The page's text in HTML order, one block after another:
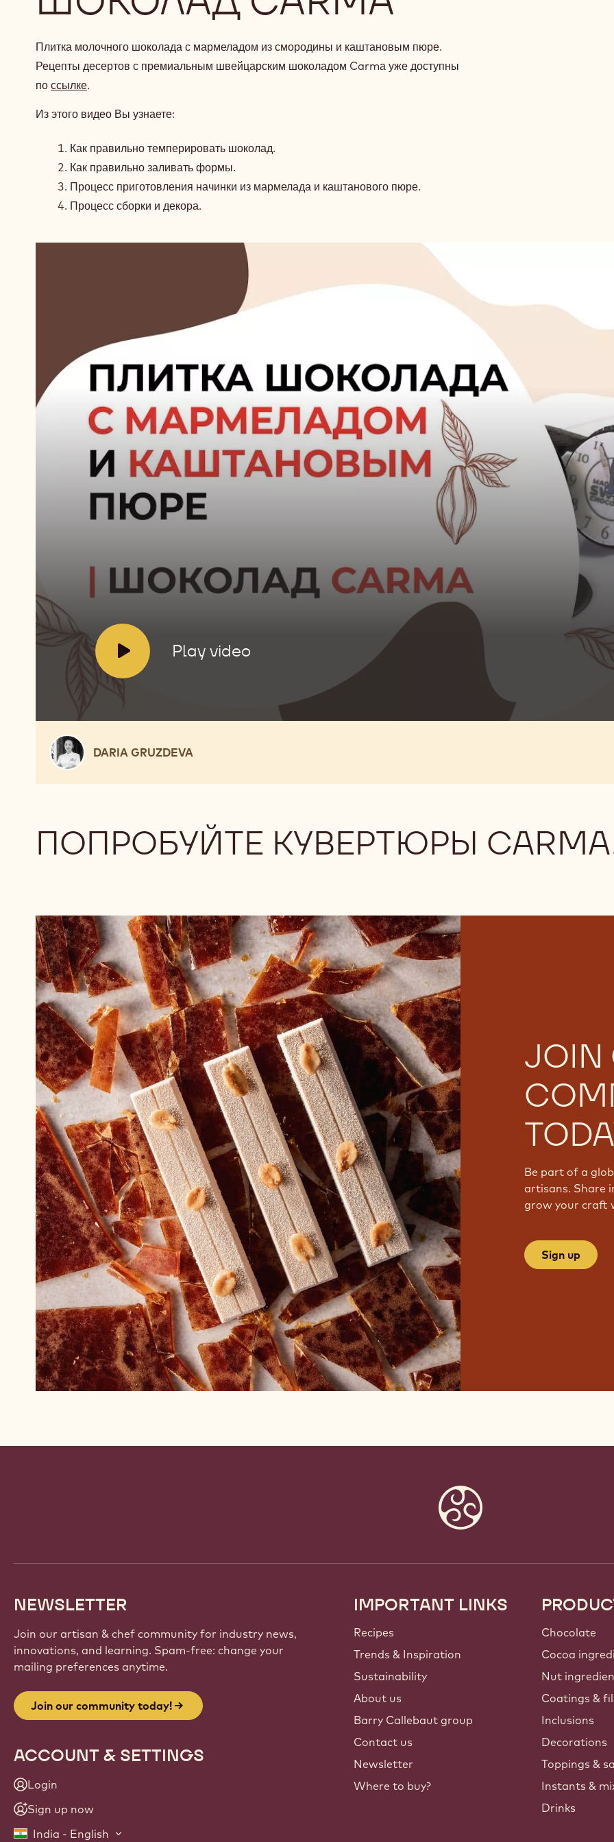
Плитка молочного шоколада с мармеладом из смородины и каштановым пюре.
Рецепты десертов с премиальным швейцарским шоколадом Carmа уже доступны
по ссылке.
Из этого видео Вы узнаете:
Как правильно темперировать шоколад.
Как правильно заливать формы.
Процесс приготовления начинки из мармелада и каштанового пюре.
Процесс сборки и декора.
V
o
:
Play video
Daria
Gruzdeva
DARIA GRUZDEVA
ПОПРОБУЙТЕ КУВЕРТЮРЫ
JOIN
Be part of a
artisans. Share
grow your craft
Sign up
NEWSLETTER
Join our artisan & chef community for industry news,
innovations, and learning. Spam-free: change your
mailing preferences anytime.
Join our community today!
ACCOUNT & SETTINGS
Login
Sign up now
India - English
Footer
Callebaut
IMPORTANT LINKS
Recipes
Trends & Inspiration
Sustainability
About us
Barry Callebaut group
Contact us
Newsletter
Where to buy?
Chocolate
Cocoa
Nut
Coatings &
Inclusions
Decorations
Toppings &
Instants &
Drinks